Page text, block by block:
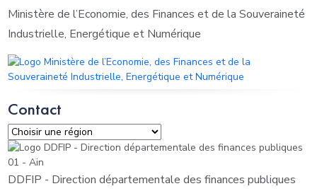
Ministère de l’Economie, des Finances et de la Souveraineté
Industrielle, Energétique et Numérique
Contact
DDFIP - Direction départementale des finances publiques